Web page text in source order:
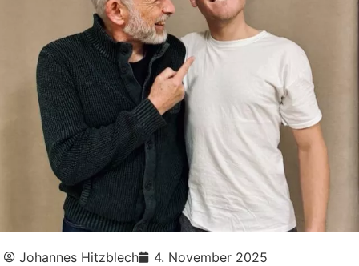
Johannes Hitzblech 4. November 2025